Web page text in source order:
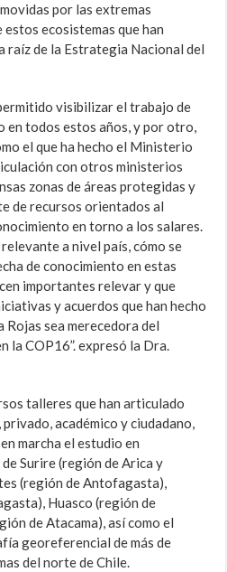
por las extremas
ecosistemas que han
raíz de la Estrategia Nacional del
visibilizar el trabajo de
en todos estos años, y por otro,
el que ha hecho el Ministerio
con otros ministerios
zonas de áreas protegidas y
de recursos orientados al
en torno a los salares.
a nivel país, cómo se
de conocimiento en estas
importantes relevar y que
y acuerdos que han hecho
sea merecedora del
la COP16”. expresó la Dra.
talleres que han articulado
académico y ciudadano,
marcha el estudio en
Surire (región de Arica y
(región de Antofagasta),
Huasco (región de
de Atacama), así como el
georeferencial de más de
del norte de Chile.